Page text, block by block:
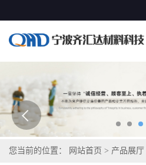
您当前的位置： 网站首页 > 产品展厅